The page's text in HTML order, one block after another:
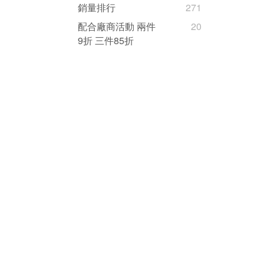
銷量排行
271
配合廠商活動 兩件
9折 三件85折
20